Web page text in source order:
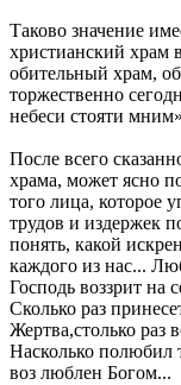
Таково значение
христианский храм
обительный храм,
торжественно
небеси стояти
После всего
храма, может ясно
того лица, которое
трудов и издержек
понять, какой
каждого из нас...
Господь воззрит на
Сколько раз
Жертва,столько раз
Насколько полюбил
воз люблен Богом...